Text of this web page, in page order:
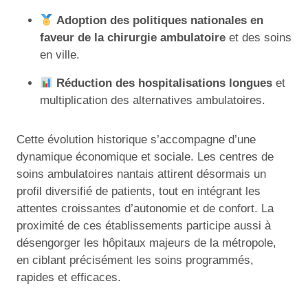
Adoption des politiques nationales en
faveur de la chirurgie ambulatoire et des soins
en ville.
Réduction des hospitalisations longues et
multiplication des alternatives ambulatoires.
Cette évolution historique s’accompagne d’une
dynamique économique et sociale. Les centres de
soins ambulatoires nantais attirent désormais un
profil diversifié de patients, tout en intégrant les
attentes croissantes d’autonomie et de confort. La
proximité de ces établissements participe aussi à
désengorger les hôpitaux majeurs de la métropole,
en ciblant précisément les soins programmés,
rapides et efficaces.